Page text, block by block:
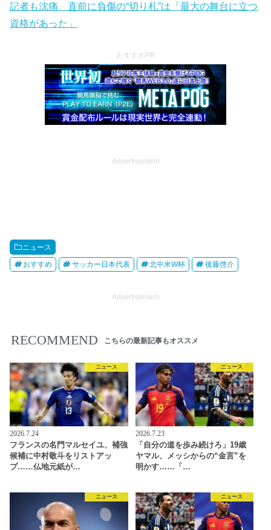
記者も沈痛 直前に負傷の“切り札”は「最大の舞台に立つ
資格があった」
おすすめPR
Advertisement
ニュース
おすすめ サッカー日本代表 北中米W杯 後藤啓介
Advertisement
RECOMMEND こちらの最新記事もオススメ
ニュース
2026.7.24
フランスの名門マルセイユ、補強
候補に中村敬斗をリストアッ
プ……仏地元紙が…
ニュース
2026.7.23
「自分の道を歩み続けろ」19歳
ヤマル、メッシからの“金言”を
明かす……「…
ニュース ニュース